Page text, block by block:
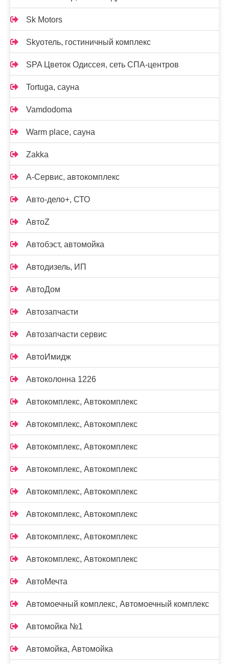
Sk Motors
Skyотель, гостиничный комплекс
SPA Цветок Одиссея, сеть СПА-центров
Tortuga, сауна
Vamdodoma
Warm place, сауна
Zakka
А-Сервис, автокомплекс
Авто-дело+, СТО
АвтоZ
Автобэст, автомойка
Автодизель, ИП
АвтоДом
Автозапчасти
Автозапчасти сервис
АвтоИмидж
Автоколонна 1226
Автокомплекс, Автокомплекс
Автокомплекс, Автокомплекс
Автокомплекс, Автокомплекс
Автокомплекс, Автокомплекс
Автокомплекс, Автокомплекс
Автокомплекс, Автокомплекс
Автокомплекс, Автокомплекс
Автокомплекс, Автокомплекс
АвтоМечта
Автомоечный комплекс, Автомоечный комплекс
Автомойка №1
Автомойка, Автомойка